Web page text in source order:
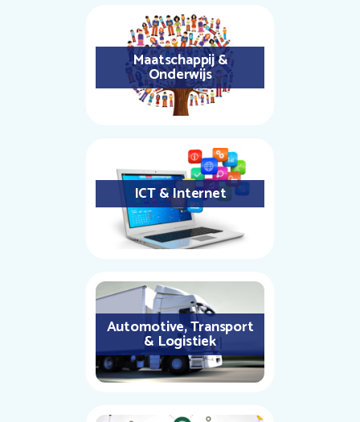
Maatschappij &
Onderwijs
ICT & Internet
Automotive, Transport
& Logistiek